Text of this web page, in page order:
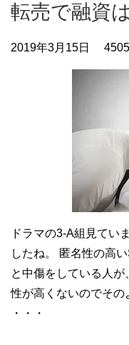
転売で融資
2019年3月15日
ドラマの3-A組見てい
したね。 匿名性の高
と中傷をしている人
性が高くないのでその
・・・